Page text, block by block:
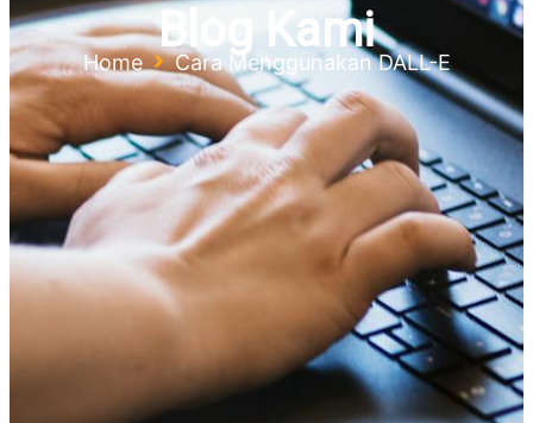
Blog Kami
Home Cara Menggunakan DALL-E